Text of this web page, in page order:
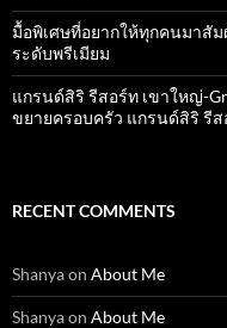
มื้อพิเศษที่อยากให้ทุกคนมาสัม
ระดับพรีเมียม
แกรนด์สิริ​ รีสอร์ท​ เขาใหญ่​-
ขยายครอบครัว แกรนด์สิริ รี
RECENT COMMENTS
Shanyaon About Me
Shanyaon About Me